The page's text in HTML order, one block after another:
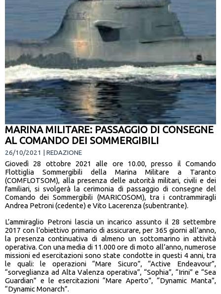
MARINA MILITARE: PASSAGGIO DI CONSEGNE
AL COMANDO DEI SOMMERGIBILI
26/10/2021 | REDAZIONE
Giovedì 28 ottobre 2021 alle ore 10.00, presso il Comando
Flottiglia Sommergibili della Marina Militare a Taranto
(COMFLOTSOM), alla presenza delle autorità militari, civili e dei
familiari, si svolgerà la cerimonia di passaggio di consegne del
Comando dei Sommergibili (MARICOSOM), tra i contrammiragli
Andrea Petroni (cedente) e Vito Lacerenza (subentrante).
L’ammiraglio Petroni lascia un incarico assunto il 28 settembre
2017 con l’obiettivo primario di assicurare, per 365 giorni all’anno,
la presenza continuativa di almeno un sottomarino in attività
operativa. Con una media di 11.000 ore di moto all’anno, numerose
missioni ed esercitazioni sono state condotte in questi 4 anni, tra
le quali: le operazioni “Mare Sicuro”, “Active Endeavour”,
“sorveglianza ad Alta Valenza operativa”, “Sophia”, “Irini” e “Sea
Guardian” e le esercitazioni “Mare Aperto”, “Dynamic Manta”,
“Dynamic Monarch”.